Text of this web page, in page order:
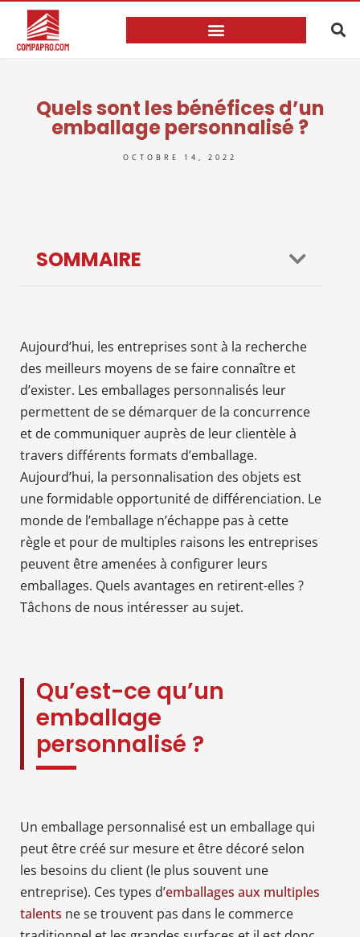
Quels sont les bénéfices d’un
emballage personnalisé ?
OCTOBRE 14, 2022
SOMMAIRE
Aujourd’hui, les entreprises sont à la recherche
des meilleurs moyens de se faire connaître et
d’exister. Les emballages personnalisés leur
permettent de se démarquer de la concurrence
et de communiquer auprès de leur clientèle à
travers différents formats d’emballage.
Aujourd’hui, la personnalisation des objets est
une formidable opportunité de différenciation. Le
monde de l’emballage n’échappe pas à cette
règle et pour de multiples raisons les entreprises
peuvent être amenées à configurer leurs
emballages. Quels avantages en retirent-elles ?
Tâchons de nous intéresser au sujet.
Qu’est-ce qu’un
emballage
personnalisé ?
Un emballage personnalisé est un emballage qui
peut être créé sur mesure et être décoré selon
les besoins du client (le plus souvent une
entreprise). Ces types d’emballages aux multiples
talents ne se trouvent pas dans le commerce